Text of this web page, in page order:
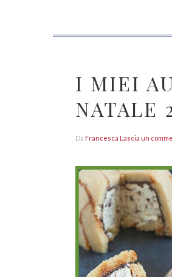
I MIEI
NATALE
Da Francesca Lascia un